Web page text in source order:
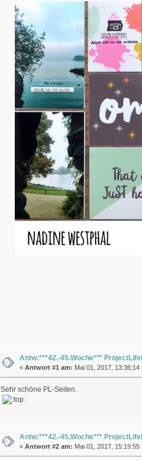
Antw:***42.-45.Woche***
« Antwort #1 am: Mai 01, 2017, 13:36:14
Sehr schöne PL-Seiten.
Antw:***42.-45.Woche***
« Antwort #2 am: Mai 01, 2017, 15:19:55